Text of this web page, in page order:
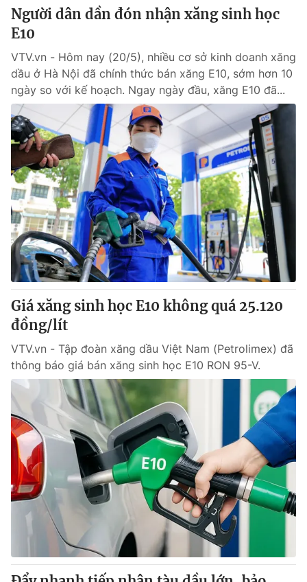
® Cấm sao chép dưới mọi hình thức nếu không có sự chấp
thuận bằng văn bản. Ghi rõ nguồn VTV.vn khi phát hành lại
thông tin từ website này.
Người dân dần đón nhận xăng sinh học
E10
VTV.vn - Hôm nay (20/5), nhiều cơ sở kinh doanh xăng
dầu ở Hà Nội đã chính thức bán xăng E10, sớm hơn 10
ngày so với kế hoạch. Ngay ngày đầu, xăng E10 đã...
Giá xăng sinh học E10 không quá 25.120
đồng/lít
VTV.vn - Tập đoàn xăng dầu Việt Nam (Petrolimex) đã
thông báo giá bán xăng sinh học E10 RON 95-V.